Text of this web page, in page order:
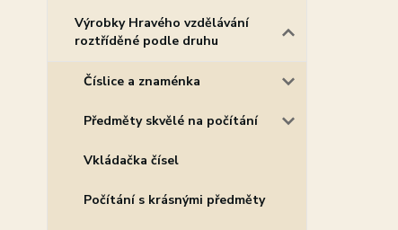
Výrobky Hravého vzdělávání
roztříděné podle druhu
Číslice a znaménka
Předměty skvělé na počítání
Vkládačka čísel
Počítání s krásnými předměty